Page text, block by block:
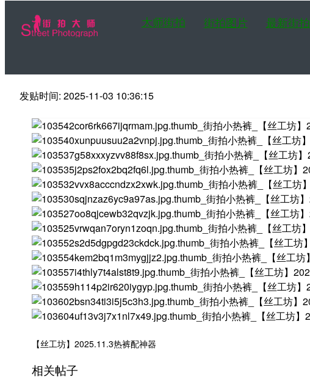
大师街拍 街拍图片 最新街拍
发贴时间: 2025-11-03 10:36:15
【丝工坊】2025.11.3热裤配神器
相关帖子